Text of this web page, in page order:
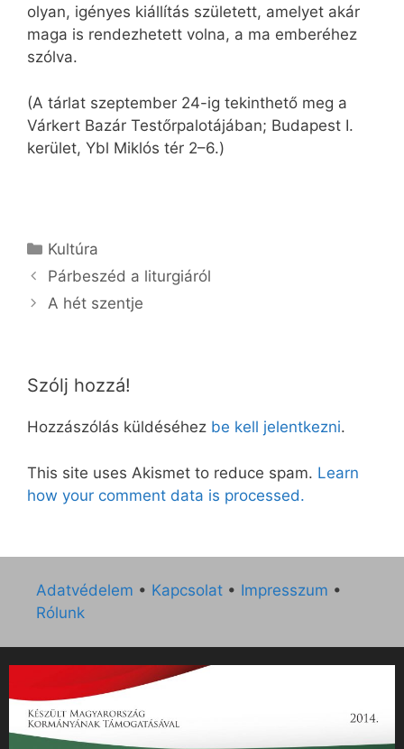
olyan, igényes kiállítás született, amelyet akár
maga is rendezhetett volna, a ma emberéhez
szólva.
(A tárlat szeptember 24-ig tekinthető meg a
Várkert Bazár Testőrpalotájában; Budapest I.
kerület, Ybl Miklós tér 2–6.)
Kategória
Kultúra
Párbeszéd a liturgiáról
A hét szentje
Szólj hozzá!
Hozzászólás küldéséhez be kell jelentkezni.
This site uses Akismet to reduce spam. Learn
how your comment data is processed.
Adatvédelem • Kapcsolat • Impresszum •
Rólunk